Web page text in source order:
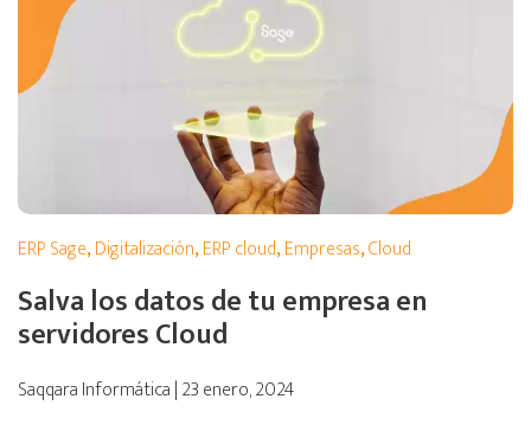
ERP Sage,Digitalización,ERP cloud,Empresas,Cloud
Salva los datos de tu empresa en
servidores Cloud
Saqqara Informática | 23 enero, 2024